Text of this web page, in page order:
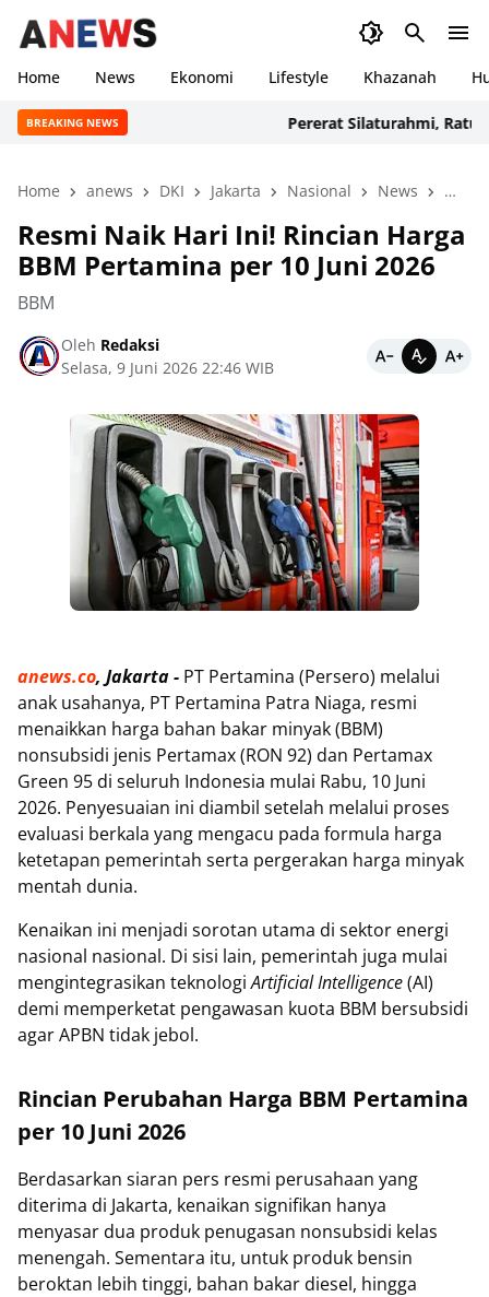
Home News Ekonomi Lifestyle Khazanah
BREAKING NEWS Pererat Silaturahmi, Ratusan
Home anews DKI Jakarta Nasional News
Resmi Naik Hari Ini! Rincian Harga
BBM Pertamina per 10 Juni 2026
BBM
Oleh Redaksi
Selasa, 9 Juni 2026 22:46 WIB
anews.co, Jakarta - PT Pertamina (Persero) melalui
anak usahanya, PT Pertamina Patra Niaga, resmi
menaikkan harga bahan bakar minyak (BBM)
nonsubsidi jenis Pertamax (RON 92) dan Pertamax
Green 95 di seluruh Indonesia mulai Rabu, 10 Juni
2026. Penyesuaian ini diambil setelah melalui proses
evaluasi berkala yang mengacu pada formula harga
ketetapan pemerintah serta pergerakan harga minyak
mentah dunia.
Kenaikan ini menjadi sorotan utama di sektor energi
nasional nasional. Di sisi lain, pemerintah juga mulai
mengintegrasikan teknologiArtificial Intelligence(AI)
demi memperketat pengawasan kuota BBM bersubsidi
agar APBN tidak jebol.
Rincian Perubahan Harga BBM Pertamina
per 10 Juni 2026
Berdasarkan siaran pers resmi perusahaan yang
diterima di Jakarta, kenaikan signifikan hanya
menyasar dua produk penugasan nonsubsidi kelas
menengah. Sementara itu, untuk produk bensin
beroktan lebih tinggi, bahan bakar diesel, hingga